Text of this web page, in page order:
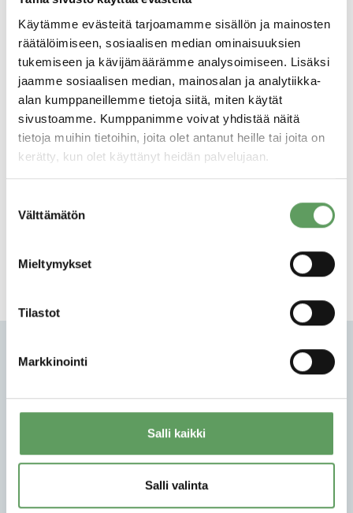
Käytämme evästeitä tarjoamamme sisällön ja mainosten
räätälöimiseen, sosiaalisen median ominaisuuksien
tukemiseen ja kävijämäärämme analysoimiseen. Lisäksi
jaamme sosiaalisen median, mainosalan ja analytiikka-
alan kumppaneillemme tietoja siitä, miten käytät
sivustoamme. Kumppanimme voivat yhdistää näitä
tietoja muihin tietoihin, joita olet antanut heille tai joita on
kerätty, kun olet käyttänyt heidän palvelujaan.
valinta
Välttämätön
Mieltymykset
Tilastot
Markkinointi
Salli kaikki
Salli valinta
toimistotiloilta edellytetään nyt uudenlaisia
ominaisuuksia. Technopolis Asemakeskus
pystyy vastaamaan näihin tarpeisiin
tarjoamalla kattavat palvelut ja tilat, jotka
muuntautuvat jatkossakin etäpalvelujen
vaatimusten mukaan.
Technopolis Asemakeskus sijaitsee Tampereen
rautatieaseman läheisyydessä Peltokatu
PSYCON OY
PSYKOLOGINEN HENKILÖARVIOINTI